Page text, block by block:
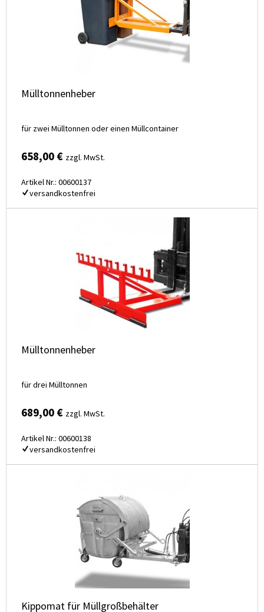
Mülltonnenheber
für zwei Mülltonnen oder einen Müllcontainer
658,00 € zzgl. MwSt.
Artikel Nr.: 00600137
versandkostenfrei
Mülltonnenheber
für drei Mülltonnen
689,00 € zzgl. MwSt.
Artikel Nr.: 00600138
versandkostenfrei
Kippomat für Müllgroßbehälter